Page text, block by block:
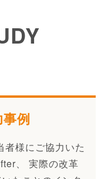
例
様にご協力いた
、 実際の改革